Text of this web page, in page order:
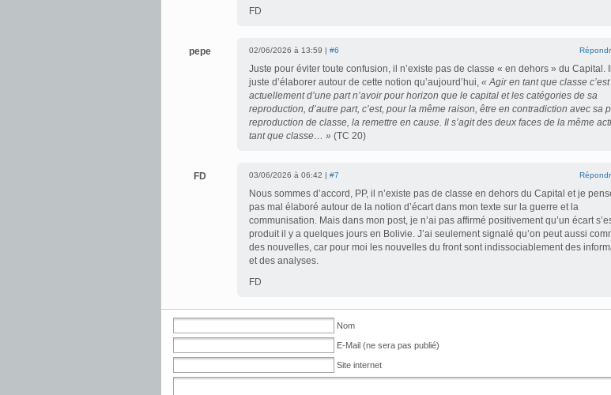
FD
pepe 02/06/2026 à 13:59 | #6
Juste pour éviter toute confusion, il n’existe pas de classe « en dehors » du Capital.
juste d’élaborer autour de cette notion qu’aujourd’hui, « Agir en tant que classe c’est
actuellement d’une part n’avoir pour horizon que le capital et les catégories de sa
reproduction, d’autre part, c’est, pour la même raison, être en contradiction avec sa
reproduction de classe, la remettre en cause. Il s’agit des deux faces de la même
tant que classe… » (TC 20)
FD 03/06/2026 à 06:42 | #7
Nous sommes d’accord, PP, il n’existe pas de classe en dehors du Capital et je
pas mal élaboré autour de la notion d’écart dans mon texte sur la guerre et la
communisation. Mais dans mon post, je n’ai pas affirmé positivement qu’un écart
produit il y a quelques jours en Bolivie. J’ai seulement signalé qu’on peut aussi
des nouvelles, car pour moi les nouvelles du front sont indissociablement des
et des analyses.
FD
Nom
E-Mail (ne sera pas publié)
Site internet